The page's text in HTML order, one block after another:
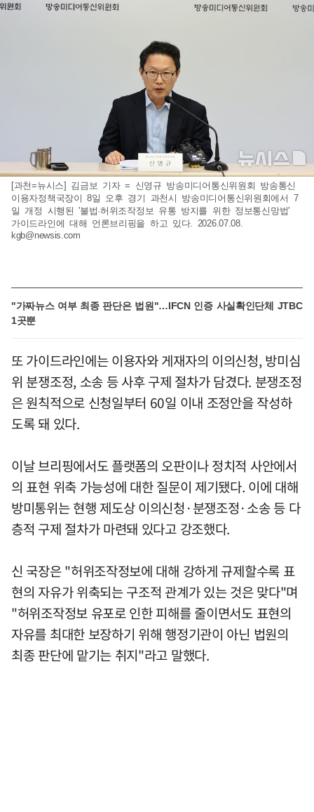
[과천=뉴시스] 김금보 기자 = 신영규 방송미디어통신위원회 방송통신
이용자정책국장이 8일 오후 경기 과천시 방송미디어통신위원회에서 7
일 개정 시행된 '불법·허위조작정보 유통 방지를 위한 정보통신망법'
가이드라인에 대해 언론브리핑을 하고 있다. 2026.07.08.
kgb@newsis.com
"가짜뉴스 여부 최종 판단은 법원"…IFCN 인증 사실확인단체 JTBC
1곳뿐
또 가이드라인에는 이용자와 게재자의 이의신청, 방미심
위 분쟁조정, 소송 등 사후 구제 절차가 담겼다. 분쟁조정
은 원칙적으로 신청일부터 60일 이내 조정안을 작성하
도록 돼 있다.
이날 브리핑에서도 플랫폼의 오판이나 정치적 사안에서
의 표현 위축 가능성에 대한 질문이 제기됐다. 이에 대해
방미통위는 현행 제도상 이의신청·분쟁조정·소송 등 다
층적 구제 절차가 마련돼 있다고 강조했다.
신 국장은 "허위조작정보에 대해 강하게 규제할수록 표
현의 자유가 위축되는 구조적 관계가 있는 것은 맞다"며
"허위조작정보 유포로 인한 피해를 줄이면서도 표현의
자유를 최대한 보장하기 위해 행정기관이 아닌 법원의
최종 판단에 맡기는 취지"라고 말했다.